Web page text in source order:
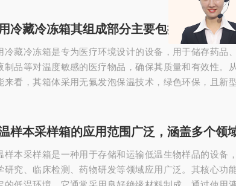
形，大圆弧角设计，无焊接，易清洁。人性化设计：倾斜
和前部进气格栅的宽度被尽量地缩小，使进入工作台面操
气、液阀门可安装在工作区域内左右两侧壁，易于操作。
引流孔设计，有效防止逆流、湍流形成。选配高度可调的
冷藏冷冻箱其组成部分主要包括以下几个
冷藏冷冻箱是专为医疗环境设计的设备，用于储存药品、
制品等对温度敏感的医疗物品，确保其质量和有效性。
来看，其箱体采用无氟发泡保温技术，绿色环保，且新
温控技术，能自动监测外部环境变化并动态调节箱内温度
用不锈钢或防锈金属材质，耐腐蚀、易清洁，符合医疗卫
样本采样箱的应用范围广泛，涵盖多个领
样本采样箱是一种用于存储和运输低温生物样品的设备
研究、临床检测、药物研发等领域应用广泛。其核心功